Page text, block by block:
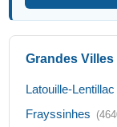
Grandes
Latouille-Lentillac
Frayssinhes